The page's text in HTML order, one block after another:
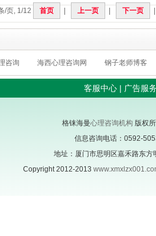
/页, 1/12 首页 上一页 下一页
咨询 海西心理咨询网 钢子老师博客
客服中心 | 广告服
格铼海曼心理咨询机构 版权
信息咨询电话：0592-
地址：厦门市思明区嘉禾路东
Copyright 2012-2013